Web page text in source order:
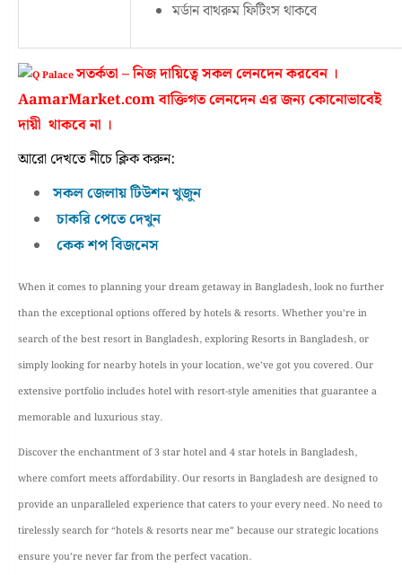
মর্ডান বাথরুম ফিটিংস থাকবে
সতর্কতা – নিজ দায়িত্বে সকল লেনদেন করবেন ।
AamarMarket.com বাক্তিগত লেনদেন এর জন্য কোনোভাবেই
দায়ী থাকবে না ।
আরো দেখতে নীচে ক্লিক করুন:
সকল জেলায় টিউশন খুজুন
চাকরি পেতে দেখুন
কেক শপ বিজনেস
When it comes to planning your dream getaway in Bangladesh, look no further
than the exceptional options offered by hotels & resorts. Whether you’re in
search of the best resort in Bangladesh, exploring Resorts in Bangladesh, or
simply looking for nearby hotels in your location, we’ve got you covered. Our
extensive portfolio includes hotel with resort-style amenities that guarantee a
memorable and luxurious stay.
Discover the enchantment of 3 star hotel and 4 star hotels in Bangladesh,
where comfort meets affordability. Our resorts in Bangladesh are designed to
provide an unparalleled experience that caters to your every need. No need to
tirelessly search for “hotels & resorts near me” because our strategic locations
ensure you’re never far from the perfect vacation.